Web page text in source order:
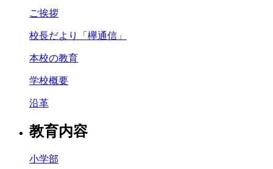
ご挨拶
校長だより「欅通信」
本校の教育
学校概要
沿革
教育内容
小学部